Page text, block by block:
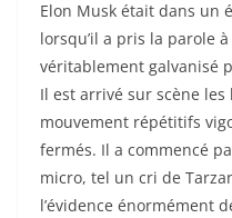
Elon Musk était dans un
lorsqu’il a pris la parole
véritablement galvanisé
Il est arrivé sur scène les
mouvement répétitifs
fermés. Il a commencé
micro, tel un cri de
l’évidence énormément